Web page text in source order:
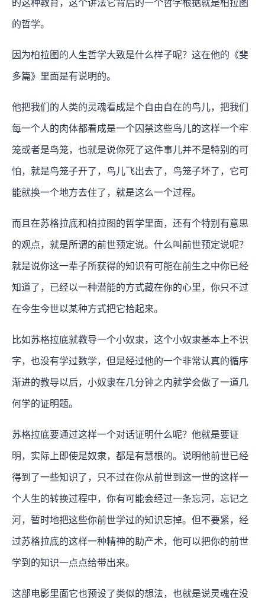
的这种教育，这个讲法它背后的一个哲学根据就是柏拉图
的哲学。
因为柏拉图的人生哲学大致是什么样子呢？这在他的《斐
多篇》里面是有说明的。
他把我们的人类的灵魂看成是个自由自在的鸟儿，把我们
每一个人的肉体都看成是一个囚禁这些鸟儿的这样一个牢
笼或者是鸟笼，也就是说你死了这件事儿并不是特别的可
怕，就是鸟笼子开了，鸟儿飞出去了，鸟笼子坏了，它可
能就换一个地方去住了，就是这么一个过程。
而且在苏格拉底和柏拉图的哲学里面，还有个特别有意思
的观点，就是所谓的前世预定说。什么叫前世预定说呢？
就是说你这一辈子所获得的知识有可能在前生之中你已经
知道了，已经以一种潜能的方式藏在你的心里，你只不过
在今生今世以某种方式把它拾起来。
比如苏格拉底就教导一个小奴隶，这个小奴隶基本上不识
字，也没有学过数学，但是经过他的一个非常认真的循序
渐进的教导以后，小奴隶在几分钟之内就学会做了一道几
何学的证明题。
苏格拉底要通过这样一个对话证明什么呢？他就是要证
明，实际上即使是奴隶，都是有慧根的。说明他前世已经
得到了一些知识了，只不过在你从前世到这一世的这样一
个人生的转换过程中，你有可能会经过一条忘河，忘记之
河，暂时地把这些你前世学过的知识忘掉。但不要紧，经
过苏格拉底的这样一种精神的助产术，他可以把你的前世
学到的知识一点点给带出来。
这部电影里面它也预设了类似的想法，也就是说灵魂在没